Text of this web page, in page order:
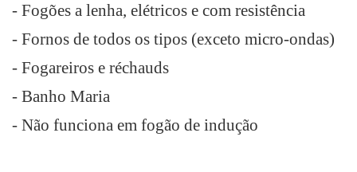
- Fogões a lenha, elétricos e com resistência
- Fornos de todos os tipos (exceto micro-ondas)
- Fogareiros e réchauds
- Banho Maria
- Não funciona em fogão de indução